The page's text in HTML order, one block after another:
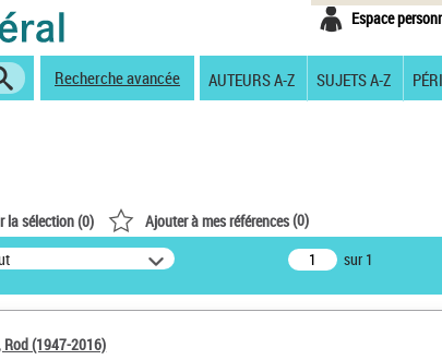
Espace
Recherche avancée AUTEURS A-Z SUJETS A-Z
la sélection (0) Ajouter à mes références(0)
sur 1
Rod (1947-2016)